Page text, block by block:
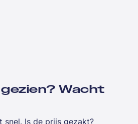
Wacht
snel. Is de prijs gezakt?